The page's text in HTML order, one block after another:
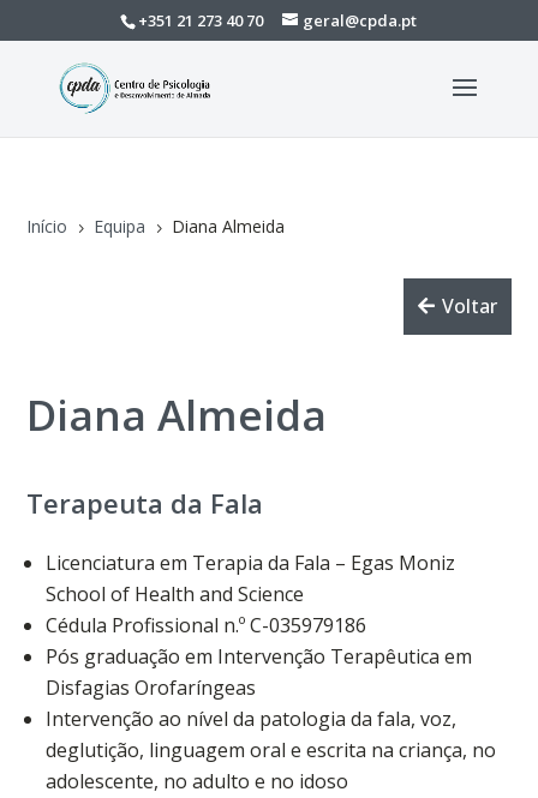
+351 21 273 40 70 geral@cpda.pt
Início 5 Equipa 5 Diana Almeida
Voltar
Diana Almeida
Terapeuta da Fala
Licenciatura em Terapia da Fala – Egas Moniz
School of Health and Science
Cédula Profissional n.º C-035979186
Pós graduação em Intervenção Terapêutica em
Disfagias Orofaríngeas
Intervenção ao nível da patologia da fala, voz,
deglutição, linguagem oral e escrita na criança, no
adolescente, no adulto e no idoso